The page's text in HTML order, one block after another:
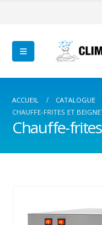
ACCUEIL CATALOGUE
CHAUFFE-FRITES ET
Chauffe-